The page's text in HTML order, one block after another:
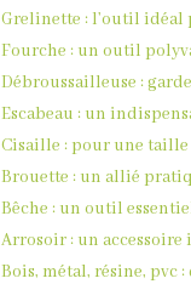
Grelinette : l’outil idéal
Fourche : un outil
Débroussailleuse :
Escabeau : un
Cisaille : pour une taille
Brouette : un allié
Bêche : un outil
Arrosoir : un
Bois, métal, résine, pvc